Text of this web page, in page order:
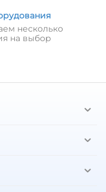
несколько
на выбор